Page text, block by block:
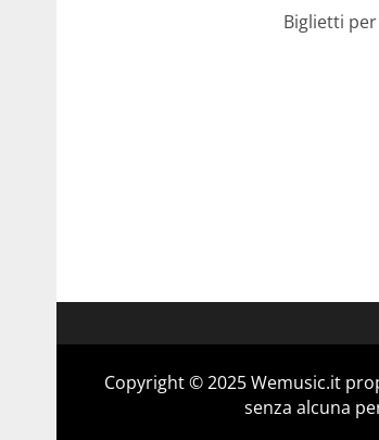
Biglietti
Copyright © 2025 Wemusic.it
senza alcuna